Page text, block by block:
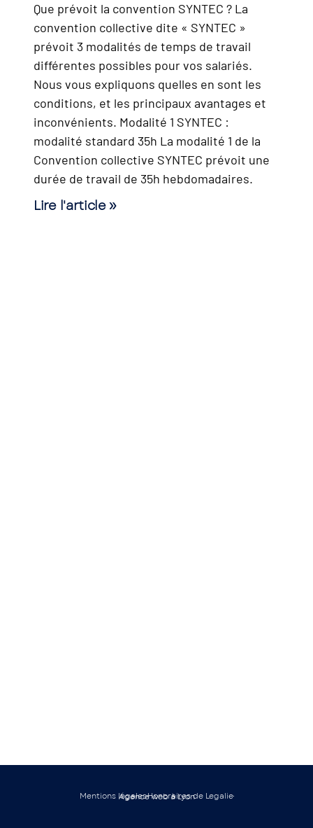
Que prévoit la convention SYNTEC ? La
convention collective dite « SYNTEC »
prévoit 3 modalités de temps de travail
différentes possibles pour vos salariés.
Nous vous expliquons quelles en sont les
conditions, et les principaux avantages et
inconvénients. Modalité 1 SYNTEC :
modalité standard 35h La modalité 1 de la
Convention collective SYNTEC prévoit une
durée de travail de 35h hebdomadaires.
Lire l'article »
Mentions légalesHonoraires de Legalie
Agence web à Lyon